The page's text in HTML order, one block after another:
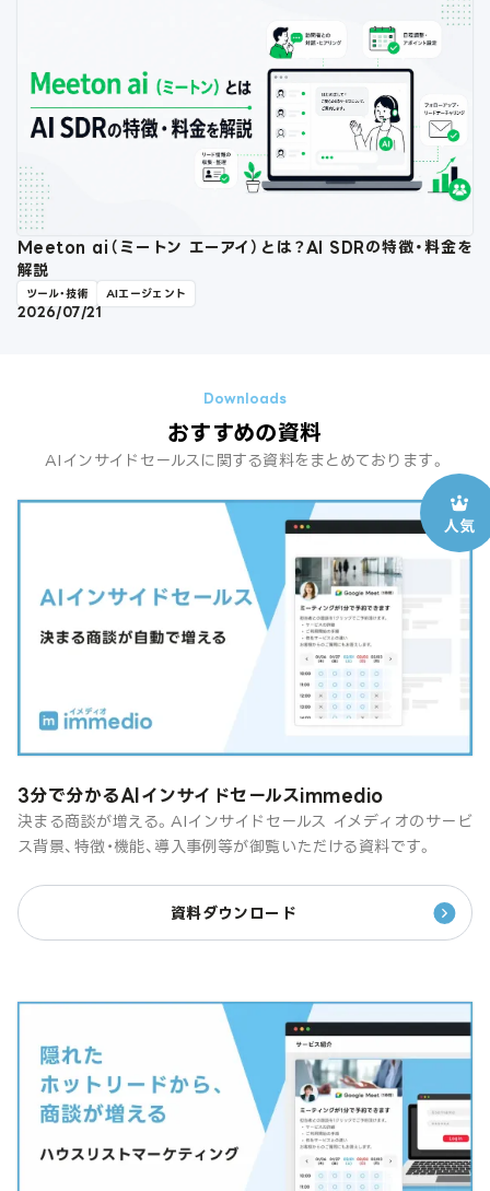
Meeton ai（ミートン エーアイ）とは？AI SDRの特徴・料金を
解説
ツール・技術 AIエージェント
2026/07/21
おすすめの資料
AIインサイドセールスに関する資料をまとめております。
3分で分かるAIインサイドセールスimmedio
決まる商談が増える。AIインサイドセールス イメディオのサービ
ス背景、特徴・機能、導入事例等が御覧いただける資料です。
資料ダウンロード